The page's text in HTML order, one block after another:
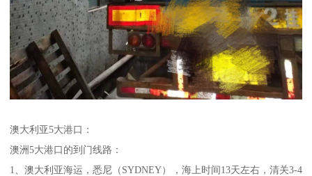
澳大利亚5大港口：
澳洲5大港口的到门线路：
1、澳大利亚海运，悉尼（SYDNEY），海上时间13天左右，清关3-4